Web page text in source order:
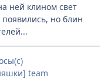
ней клином свет
но блин
team